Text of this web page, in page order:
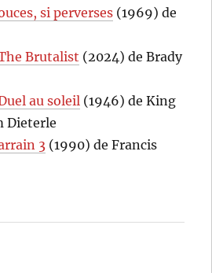
si perverses (1969) de
Brutalist (2024) de Brady
au soleil (1946) de King
Dieterle
3 (1990) de Francis